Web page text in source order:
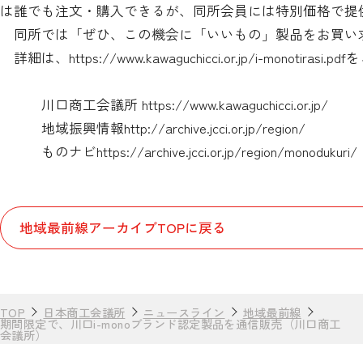
は誰でも注文・購入できるが、同所会員には特別価格で
同所では「ぜひ、この機会に「いいもの」製品をお買
詳細は、 https://www.kawaguchicci.or.jp/i-monotirasi.pdf
川口商工会議所 https://www.kawaguchicci.or.jp/
地域振興情報http://archive.jcci.or.jp/region/
ものナビhttps://archive.jcci.or.jp/region/monodukuri/
地域最前線アーカイブTOPに戻る
TOP 日本商工会議所 ニュースライン 地域最前線
期間限定で、川口i-monoブランド認定製品を通信販売（川口商工
会議所）